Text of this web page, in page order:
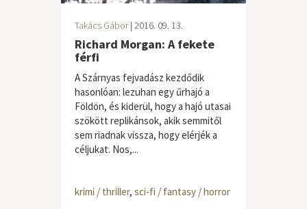
Takács Gábor| 2016. 09. 13.
Richard Morgan: A fekete
férfi
A Szárnyas fejvadász kezdődik
hasonlóan: lezuhan egy űrhajó a
Földön, és kiderül, hogy a hajó utasai
szökött replikánsok, akik semmitől
sem riadnak vissza, hogy elérjék a
céljukat. Nos,...
krimi / thriller, sci-fi / fantasy / horror